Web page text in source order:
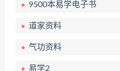
9500本易学电子书
道家资料
气功资料
易学2